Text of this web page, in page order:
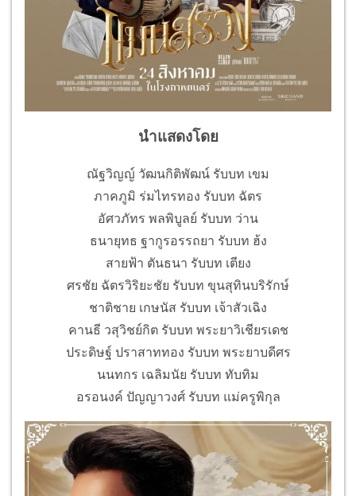
นำแสดงโดย
ณัฐวิญญ์ วัฒนกิติพัฒน์ รับบท เขม
ภาคภูมิ ร่มไทรทอง รับบท ฉัตร
อัศวภัทร พลพิบูลย์ รับบท ว่าน
ธนายุทธ ฐากูรอรรถยา รับบท ฮ้ง
สายฟ้า ตันธนา รับบท เตียง
ศรชัย ฉัตรวิริยะชัย รับบท ขุนสุทินบริรักษ์
ชาติชาย เกษนัส รับบท เจ้าสัวเฉิง
คานธี วสุวิชย์กิต รับบท พระยาวิเชียรเดช
ประดิษฐ์ ปราสาททอง รับบท พระยาบดีศร
นนทกร เฉลิมนัย รับบท ทับทิม
อรอนงค์ ปัญญาวงศ์ รับบท แม่ครูพิกุล